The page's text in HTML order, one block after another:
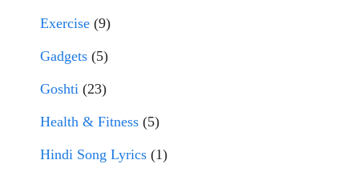
Exercise (9)
Gadgets (5)
Goshti (23)
Health & Fitness (5)
Hindi Song Lyrics (1)